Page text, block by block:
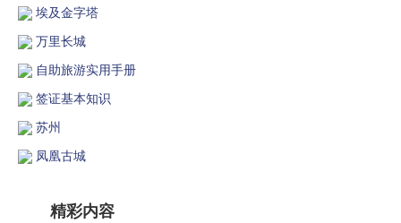
埃及金字塔
万里长城
自助旅游实用手册
签证基本知识
苏州
凤凰古城
精彩内容